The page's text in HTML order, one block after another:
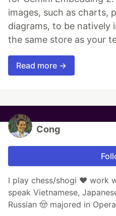
images, such as charts,
diagrams, to be natively
the same store as your
Read more →
Cong
I play chess/shogi ❤️ work
speak Vietnamese,
Russian 🤠 majored in